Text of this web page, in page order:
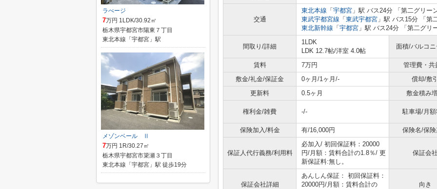
交通
東北本線 「 宇都宮 」駅 バス24分 「第二グリー
東武宇都宮線 「 東武宇都宮 」駅 バス15分 「第
東北新幹線 「 宇都宮 」駅 バス24分 「第二グリ
間取り/詳細
1LDK
LDK 12.7帖/洋室 4.0帖
面積/バルコ
賃料 7万円
管理費・共
敷金/礼金/保証金
0ヶ月/1ヶ月/-
償却/敷
更新料
0.5ヶ月 敷金積み
権利金/雑費 -/- 駐車場/月
保険加入/料金 有/16,000円 保険名/保
保証人代行義務/利用料
必加入/ 初回保証料：20000
円/月額：賃料合計の1.8％/ 更
新保証料:無し。
保証会
保証会社詳細
あんしん保証： 初回保証料：
20000円/月額：賃料合計の
向き
ラべージ
7万円 1LDK/30.92㎡
栃木県宇都宮市陽東７丁目
東北本線「宇都宮」駅
メゾンベール Ⅱ
7万円 1R/30.27㎡
栃木県宇都宮市簗瀬３丁目
東北本線「宇都宮」駅 徒歩19分